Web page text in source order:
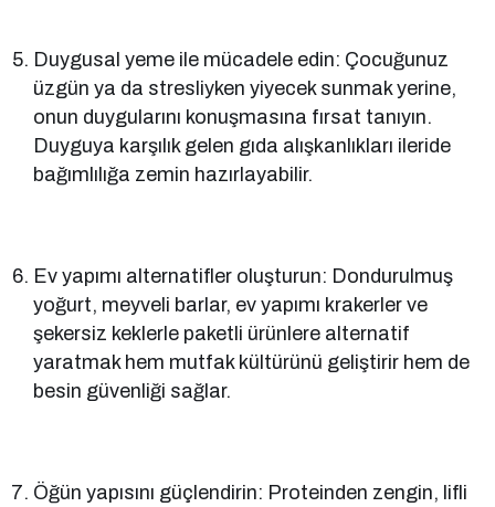
Duygusal yeme ile mücadele edin: Çocuğunuz
üzgün ya da stresliyken yiyecek sunmak yerine,
onun duygularını konuşmasına fırsat tanıyın.
Duyguya karşılık gelen gıda alışkanlıkları ileride
bağımlılığa zemin hazırlayabilir.
Ev yapımı alternatifler oluşturun: Dondurulmuş
yoğurt, meyveli barlar, ev yapımı krakerler ve
şekersiz keklerle paketli ürünlere alternatif
yaratmak hem mutfak kültürünü geliştirir hem de
besin güvenliği sağlar.
Öğün yapısını güçlendirin: Proteinden zengin, lifli